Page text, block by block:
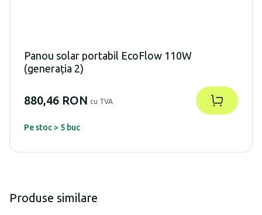
Panou solar portabil EcoFlow 110W
(generația 2)
880,46 RON cu TVA
Pe stoc > 5 buc
Produse similare